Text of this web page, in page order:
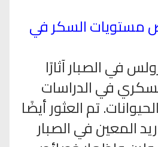
مستويات السكر في
في الصبار آثارًا
في الدراسات
تم العثور أيضًا
المعين في الصبار